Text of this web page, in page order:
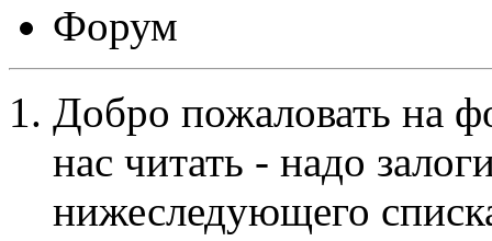
Форум
Добро пожаловать на
нас читать - надо
нижеследующего